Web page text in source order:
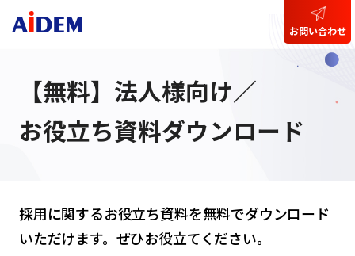
お問い合わせ
【無料】法人様向け／
お役立ち資料ダウンロード
採用に関するお役立ち資料を無料でダウンロード
いただけます。ぜひお役立てください。